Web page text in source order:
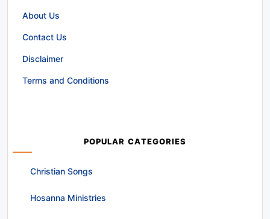
About Us
Contact Us
Disclaimer
Terms and Conditions
POPULAR CATEGORIES
Christian Songs
Hosanna Ministries